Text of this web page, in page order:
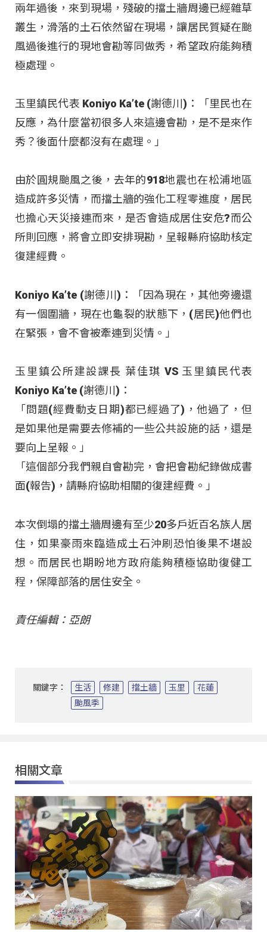
兩年過後，來到現場，殘破的擋土牆周邊已經雜草
叢生，滑落的土石依然留在現場，讓居民質疑在颱
風過後進行的現地會勘等同做秀，希望政府能夠積
極處理。
玉里鎮民代表 Koniyo Ka’te (謝德川)：「里民也在
反應，為什麼當初很多人來這邊會勘，是不是來作
秀？後面什麼都沒有在處理。」
由於圓規颱風之後，去年的918地震也在松浦地區
造成許多災情，而擋土牆的強化工程零進度，居民
也擔心天災接連而來，是否會造成居住安危?而公
所則回應，將會立即安排現勘，呈報縣府協助核定
復建經費。
Koniyo Ka’te (謝德川)：「因為現在，其他旁邊還
有一個圍牆，現在也龜裂的狀態下，(居民)他們也
在緊張，會不會被牽連到災情。」
玉里鎮公所建設課長 葉佳琪 VS 玉里鎮民代表
Koniyo Ka’te (謝德川)：
「問題(經費動支日期)都已經過了)，他過了，但
是如果他是需要去修補的一些公共設施的話，還是
要向上呈報。」
「這個部分我們親自會勘完，會把會勘紀錄做成書
面(報告)，請縣府協助相關的復建經費。」
本次倒塌的擋土牆周邊有至少20多戶近百名族人居
住，如果豪雨來臨造成土石沖刷恐怕後果不堪設
想。而居民也期盼地方政府能夠積極協助復健工
程，保障部落的居住安全。
責任編輯：亞朗
關鍵字： 生活 修建 擋土牆 玉里
花蓮
颱風季
相關文章